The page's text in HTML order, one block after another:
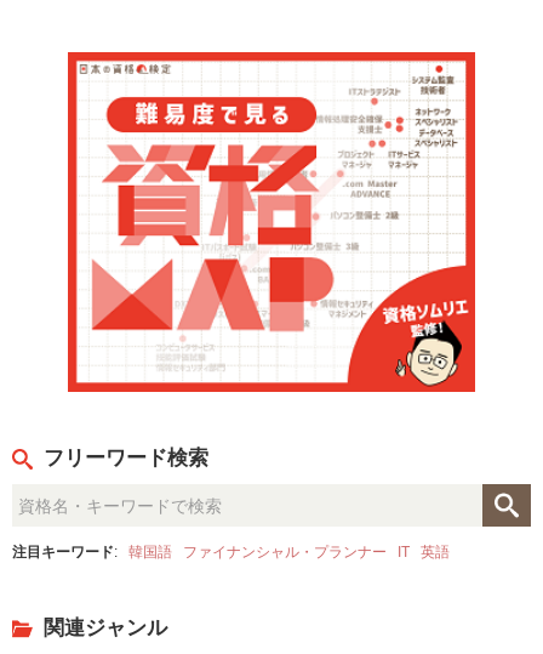
フリーワード検索
注目キーワード: 韓国語 ファイナンシャル・プランナー IT 英語
関連ジャンル